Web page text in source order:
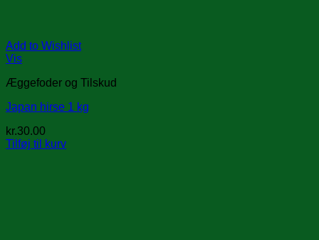
Add to Wishlist
Vis
Æggefoder og Tilskud
Japan hirse 1 kg
kr.30.00
Tilføj til kurv